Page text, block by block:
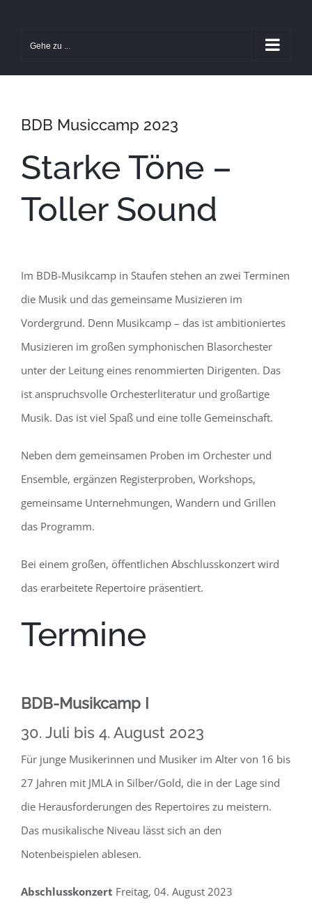
Gehe zu ...
BDB Musiccamp 2023
Starke Töne –
Toller Sound
Im BDB-Musikcamp in Staufen stehen an zwei Terminen
die Musik und das gemeinsame Musizieren im
Vordergrund. Denn Musikcamp – das ist ambitioniertes
Musizieren im großen symphonischen Blasorchester
unter der Leitung eines renommierten Dirigenten. Das
ist anspruchsvolle Orchesterliteratur und großartige
Musik. Das ist viel Spaß und eine tolle Gemeinschaft.
Neben dem gemeinsamen Proben im Orchester und
Ensemble, ergänzen Registerproben, Workshops,
gemeinsame Unternehmungen, Wandern und Grillen
das Programm.
Bei einem großen, öffentlichen Abschlusskonzert wird
das erarbeitete Repertoire präsentiert.
Termine
BDB-Musikcamp I
30. Juli bis 4. August 2023
Für junge Musikerinnen und Musiker im Alter von 16 bis
27 Jahren mit JMLA in Silber/Gold, die in der Lage sind
die Herausforderungen des Repertoires zu meistern.
Das musikalische Niveau lässt sich an den
Notenbeispielen ablesen.
Abschlusskonzert Freitag, 04. August 2023